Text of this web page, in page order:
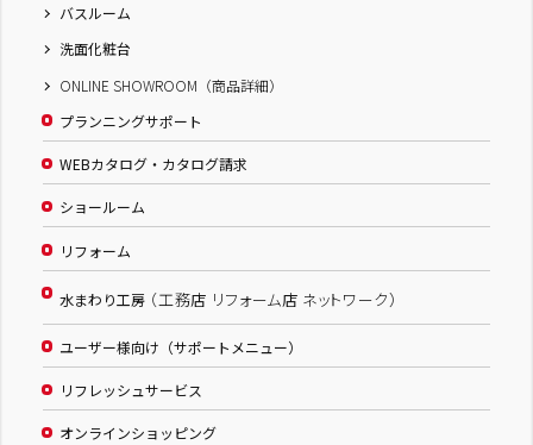
バスルーム
洗面化粧台
ONLINE SHOWROOM（商品詳細）
プランニングサポート
WEBカタログ・カタログ請求
ショールーム
リフォーム
水まわり工房 （工務店 リフォーム店 ネットワーク）
ユーザー様向け（サポートメニュー）
リフレッシュサービス
オンラインショッピング